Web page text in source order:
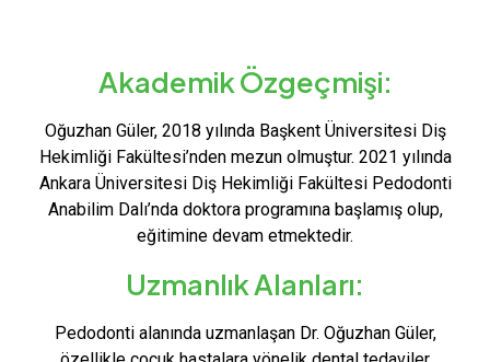
Akademik Özgeçmişi:
Oğuzhan Güler, 2018 yılında Başkent Üniversitesi Diş
Hekimliği Fakültesi’nden mezun olmuştur. 2021 yılında
Ankara Üniversitesi Diş Hekimliği Fakültesi Pedodonti
Anabilim Dalı’nda doktora programına başlamış olup,
eğitimine devam etmektedir.
Uzmanlık Alanları:
Pedodonti alanında uzmanlaşan Dr. Oğuzhan Güler,